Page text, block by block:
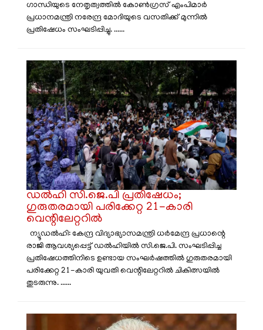
ഗാന്ധിയുടെ നേതൃത്വത്തിൽ കോൺഗ്രസ് എംപിമാർ
പ്രധാനമന്ത്രി നരേന്ദ്ര മോദിയുടെ വസതിക്ക് മുന്നിൽ
പ്രതിഷേധം സംഘടിപ്പിച്ചു. ......
ഡൽഹി സി.ജെ.പി പ്രതിഷേധം;
ഗുരുതരമായി പരിക്കേറ്റ 21-കാരി
വെന്റിലേറ്ററിൽ
ന്യൂഡൽഹി: കേന്ദ്ര വിദ്യാഭ്യാസമന്ത്രി ധർമേന്ദ്ര പ്രധാന്റെ
രാജി ആവശ്യപ്പെട്ട് ഡൽഹിയിൽ സി.ജെ.പി. സംഘടിപ്പിച്ച
പ്രതിഷേധത്തിനിടെ ഉണ്ടായ സംഘർഷത്തിൽ ഗുരുതരമായി
പരിക്കേറ്റ 21-കാരി യുവതി വെന്റിലേറ്ററിൽ ചികിത്സയിൽ
തുടരുന്നു. ......